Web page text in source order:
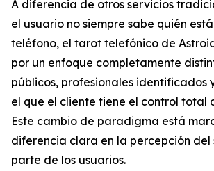
A diferencia de otros servicios
el usuario no siempre sabe quién
teléfono, el tarot telefónico de
por un enfoque completamente
públicos, profesionales identificados
el que el cliente tiene el control total
Este cambio de paradigma está
diferencia clara en la percepción del
parte de los usuarios.